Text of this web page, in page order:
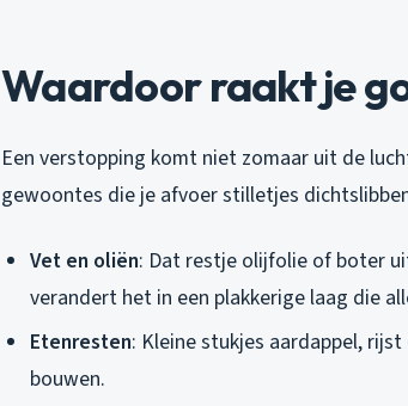
Waardoor raakt je
Een verstopping komt niet zomaar uit de
gewoontes die je afvoer stilletjes
Vet en oliën: Dat restje olijfolie of boter
verandert het in een plakkerige laag die
Etenresten: Kleine stukjes aardappel,
bouwen.